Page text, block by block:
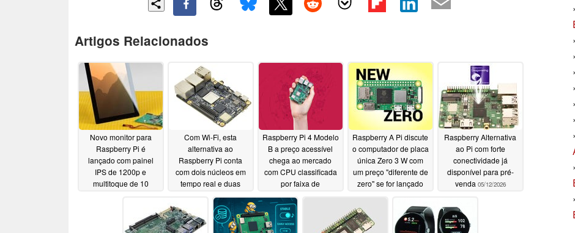
Artigos Relacionados
Novo monitor para
Raspberry Pi é
lançado com painel
IPS de 1200p e
multitoque de 10
Com Wi-Fi, esta
alternativa ao
Raspberry Pi conta
com dois núcleos em
tempo real e duas
07/05/2026
Raspberry Pi 4 Modelo
B a preço acessível
chega ao mercado
com CPU classificada
por faixa de
06/28/2026
Raspberry A Pi discute
o computador de placa
única Zero 3 W com
um preço "diferente de
zero" se for lançado
05/28/2026
Raspberry Alternativa
ao Pi com forte
conectividade já
disponível para pré-
venda 05/12/2026